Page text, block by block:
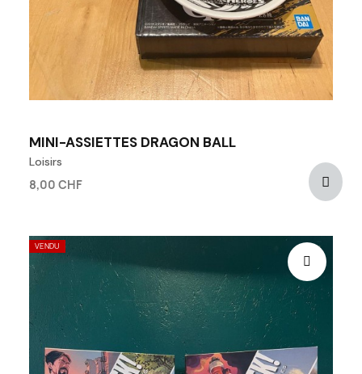
MINI-ASSIETTES DRAGON BALL
Loisirs
8,00 CHF
VENDU